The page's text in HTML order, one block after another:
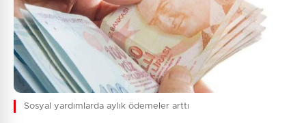
Sosyal yardımlarda aylık ödemeler arttı